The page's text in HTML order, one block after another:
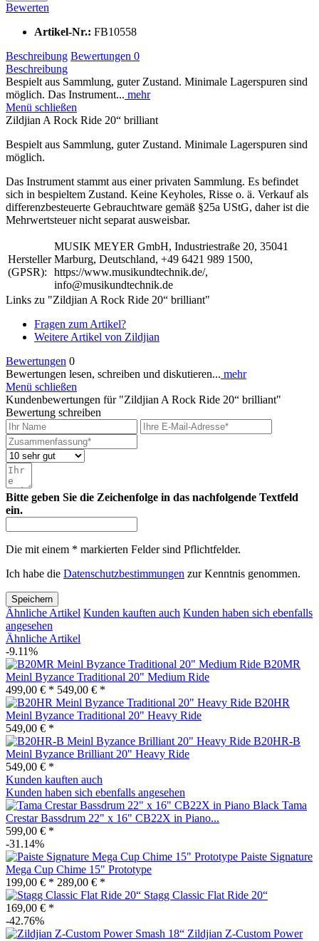
Bewerten
Artikel-Nr.: FB10558
Beschreibung Bewertungen 0
Beschreibung
Bespielt aus Sammlung, guter Zustand. Minimale Lagerspuren sind
möglich. Das Instrument... mehr
Menü schließen
Zildjian A Rock Ride 20“ brilliant
Bespielt aus Sammlung, guter Zustand. Minimale Lagerspuren sind
möglich.
Das Instrument stammt aus einer privaten Sammlung. Es befindet
sich in bespieltem Zustand. Keine Keyholes, Risse o. ä. Verkauf als
differenzbesteuerte Gebrauchtware gemäß §25a UStG, daher ist die
Mehrwertsteuer nicht separat ausweisbar.
Hersteller
(GPSR):
MUSIK MEYER GmbH, Industriestraße 20, 35041
Marburg, Deutschland, +49 6421 989 1500,
https://www.musikundtechnik.de/,
info@musikundtechnik.de
Links zu "Zildjian A Rock Ride 20“ brilliant"
Fragen zum Artikel?
Weitere Artikel von Zildjian
Bewertungen 0
Bewertungen lesen, schreiben und diskutieren... mehr
Menü schließen
Kundenbewertungen für "Zildjian A Rock Ride 20“ brilliant"
Bewertung schreiben
Bitte geben Sie die Zeichenfolge in das nachfolgende Textfeld
ein.
Die mit einem * markierten Felder sind Pflichtfelder.
Ich habe die Datenschutzbestimmungen zur Kenntnis genommen.
Speichern
Ähnliche Artikel Kunden kauften auch Kunden haben sich ebenfalls
angesehen
Ähnliche Artikel
-9.11%
B20MR
Meinl Byzance Traditional 20" Medium Ride
499,00 € * 549,00 € *
B20HR
Meinl Byzance Traditional 20" Heavy Ride
549,00 € *
B20HR-B
Meinl Byzance Brilliant 20" Heavy Ride
549,00 € *
Kunden kauften auch
Kunden haben sich ebenfalls angesehen
Tama
Crestar Bassdrum 22" x 16" CB22X in Piano...
599,00 € *
-31.14%
Paiste Signature
Mega Cup Chime 15" Prototype
199,00 € * 289,00 € *
Stagg Classic Flat Ride 20“
169,00 € *
-42.76%
Zildjian Z-Custom Power